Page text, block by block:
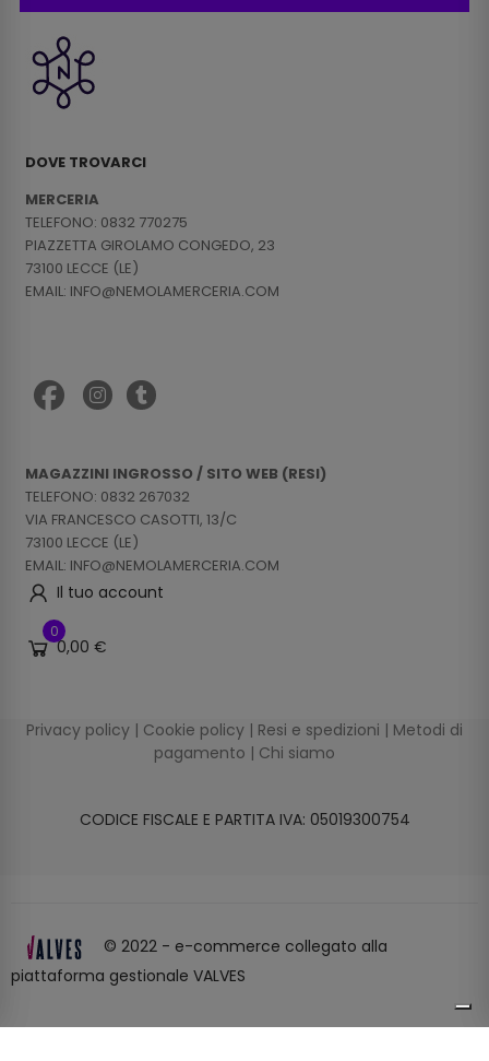
DOVE TROVARCI
MERCERIA
TELEFONO: 0832 770275
PIAZZETTA GIROLAMO CONGEDO, 23
73100 LECCE (LE)
EMAIL: INFO@NEMOLAMERCERIA.COM
MAGAZZINI INGROSSO / SITO WEB (RESI)
TELEFONO: 0832 267032
VIA FRANCESCO CASOTTI, 13/C
73100 LECCE (LE)
EMAIL: INFO@NEMOLAMERCERIA.COM
Il tuo account
0
0,00 €
Privacy policy | Cookie policy | Resi e spedizioni | Metodi di
pagamento | Chi siamo
CODICE FISCALE E PARTITA IVA: 05019300754
© 2022 - e-commerce collegato alla
piattaforma gestionale VALVES